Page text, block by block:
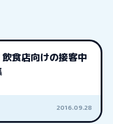
食店向けの接客中
2016.09.28